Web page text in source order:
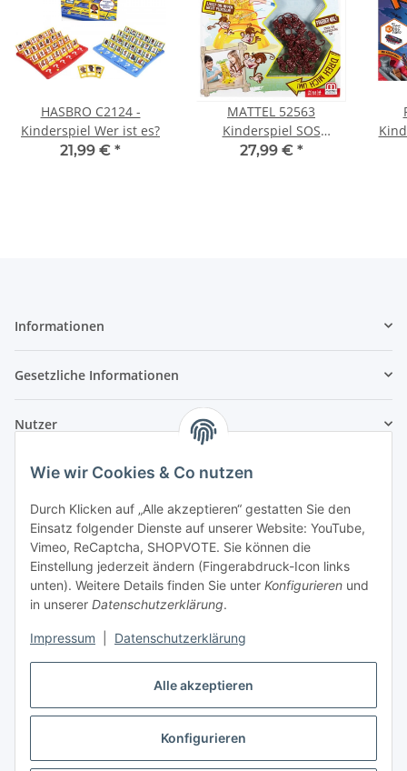
Alle akzeptieren
Konfigurieren
Wie wir Cookies & Co nutzen
Durch Klicken auf „Alle akzeptieren“ gestatten Sie den
Einsatz folgender Dienste auf unserer Website: YouTube,
Vimeo, ReCaptcha, SHOPVOTE. Sie können die
Einstellung jederzeit ändern (Fingerabdruck-Icon links
unten). Weitere Details finden Sie unter Konfigurieren und
in unserer Datenschutzerklärung.
Impressum Datenschutzerklärung
HASBRO C2124 -
Kinderspiel Wer ist es?
21,99 € *
MATTEL 52563
Kinderspiel SOS
Affenalarm
27,99 € *
Informationen
Gesetzliche Informationen
Nutzer